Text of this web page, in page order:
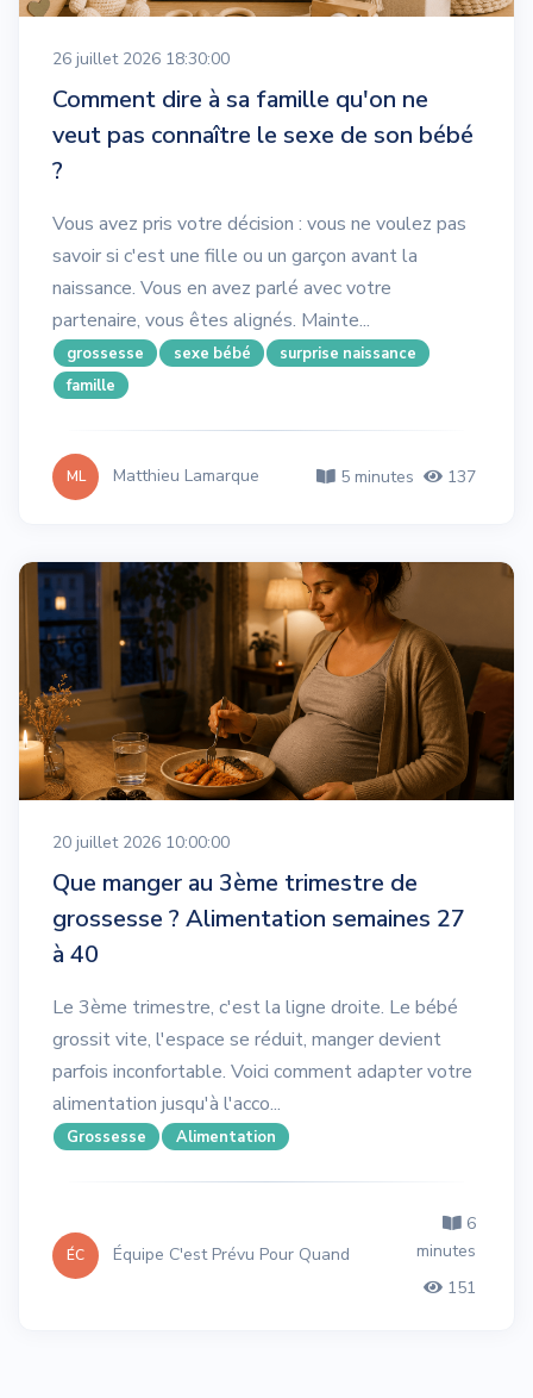
26 juillet 2026 18:30:00
Comment dire à sa famille qu'on ne
veut pas connaître le sexe de son bébé
?
Vous avez pris votre décision : vous ne voulez pas
savoir si c'est une fille ou un garçon avant la
naissance. Vous en avez parlé avec votre
partenaire, vous êtes alignés. Mainte...
grossesse sexe bébé
surprise naissance
famille
ML Matthieu Lamarque 5 minutes 137
20 juillet 2026 10:00:00
Que manger au 3ème trimestre de
grossesse ? Alimentation semaines 27
à 40
Le 3ème trimestre, c'est la ligne droite. Le bébé
grossit vite, l'espace se réduit, manger devient
parfois inconfortable. Voici comment adapter votre
alimentation jusqu'à l'acco...
Grossesse Alimentation
ÉC Équipe C'est Prévu Pour Quand
6
minutes
151